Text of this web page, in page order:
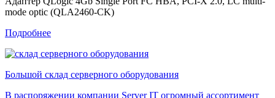
mode optic (QLA2460-CK)
Подробнее
Большой склад серверного оборудования
В распоряжении компании Server IT огромный ассортимент